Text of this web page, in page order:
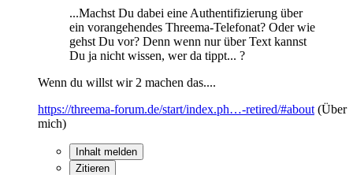
...Machst Du dabei eine Authentifizierung über
ein vorangehendes Threema-Telefonat? Oder wie
gehst Du vor? Denn wenn nur über Text kannst
Du ja nicht wissen, wer da tippt... ?
Wenn du willst wir 2 machen das....
https://threema-forum.de/start/index.ph…-retired/#about (Über
mich)
Inhalt melden
Zitieren